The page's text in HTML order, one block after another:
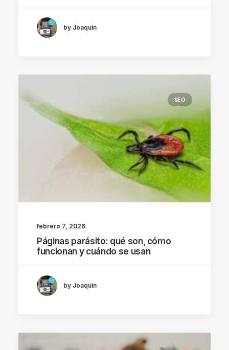
by Joaquin
SEO
febrero 7, 2026
Páginas parásito: qué son, cómo
funcionan y cuándo se usan
by Joaquin